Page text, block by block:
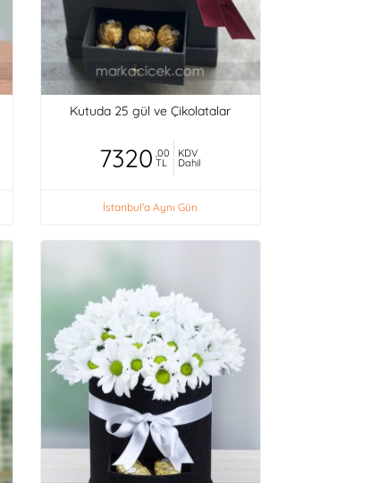
Kutuda 25 gül ve Çikolatalar
7320 ,00
TL
KDV
Dahil
İstanbul'a Aynı Gün